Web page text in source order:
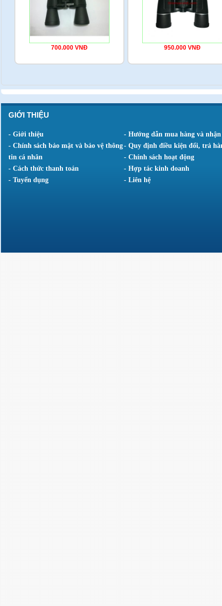
700.000 VNĐ 950.000 VNĐ
GIỚI THIỆU
- Giới thiệu
- Hướng dẫn mua hàng và
- Chính sách bảo mật và bảo vệ thông
tin cá nhân
- Quy định điều kiện đổi, trả
- Chính sách hoạt động
- Cách thức thanh toán
- Hợp tác kinh doanh
- Tuyển dụng
- Liên hệ